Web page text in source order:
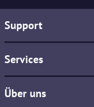
Support
Services
Über uns